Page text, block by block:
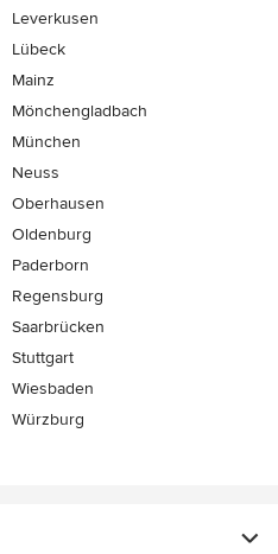
Leverkusen
Lübeck
Mainz
Mönchen­gladbach
München
Neuss
Oberhausen
Oldenburg
Paderborn
Regensburg
Saarbrücken
Stuttgart
Wiesbaden
Würzburg